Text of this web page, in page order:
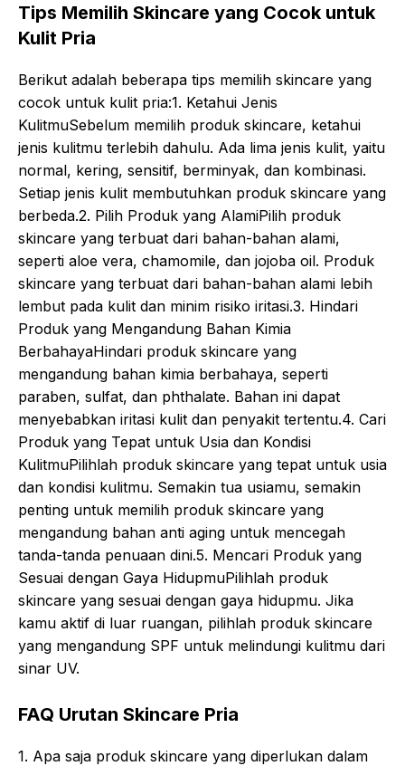
Tips Memilih Skincare yang Cocok untuk
Kulit Pria
Berikut adalah beberapa tips memilih skincare yang
cocok untuk kulit pria:1. Ketahui Jenis
KulitmuSebelum memilih produk skincare, ketahui
jenis kulitmu terlebih dahulu. Ada lima jenis kulit, yaitu
normal, kering, sensitif, berminyak, dan kombinasi.
Setiap jenis kulit membutuhkan produk skincare yang
berbeda.2. Pilih Produk yang AlamiPilih produk
skincare yang terbuat dari bahan-bahan alami,
seperti aloe vera, chamomile, dan jojoba oil. Produk
skincare yang terbuat dari bahan-bahan alami lebih
lembut pada kulit dan minim risiko iritasi.3. Hindari
Produk yang Mengandung Bahan Kimia
BerbahayaHindari produk skincare yang
mengandung bahan kimia berbahaya, seperti
paraben, sulfat, dan phthalate. Bahan ini dapat
menyebabkan iritasi kulit dan penyakit tertentu.4. Cari
Produk yang Tepat untuk Usia dan Kondisi
KulitmuPilihlah produk skincare yang tepat untuk usia
dan kondisi kulitmu. Semakin tua usiamu, semakin
penting untuk memilih produk skincare yang
mengandung bahan anti aging untuk mencegah
tanda-tanda penuaan dini.5. Mencari Produk yang
Sesuai dengan Gaya HidupmuPilihlah produk
skincare yang sesuai dengan gaya hidupmu. Jika
kamu aktif di luar ruangan, pilihlah produk skincare
yang mengandung SPF untuk melindungi kulitmu dari
sinar UV.
FAQ Urutan Skincare Pria
1. Apa saja produk skincare yang diperlukan dalam